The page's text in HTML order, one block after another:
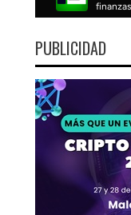
PUBLICIDAD